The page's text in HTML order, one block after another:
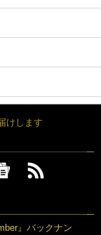
けします
』バックナン